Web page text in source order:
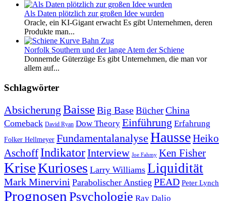
Als Daten plötzlich zur großen Idee wurden
Oracle, ein KI-Gigant erwacht Es gibt Unternehmen, deren
Produkte man...
Norfolk Southern und der lange Atem der Schiene
Donnernde Güterzüge Es gibt Unternehmen, die man vor
allem auf...
Schlagwörter
Absicherung Baisse Big BaseBücherChina
Comeback David Ryan Dow Theory Einführung Erfahrung
Folker Hellmeyer Fundamentalanalyse HausseHeiko
Aschoff IndikatorInterview Joe Fahmy Ken Fisher
KriseKurioses Larry Williams Liquidität
Mark Minervini Parabolischer Anstieg PEAD Peter Lynch
Prognosen Psychologie Ray Dalio